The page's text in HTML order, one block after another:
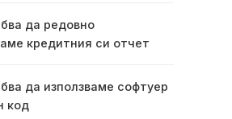
да редовно
кредитния си отчет
да използваме софтуер
код